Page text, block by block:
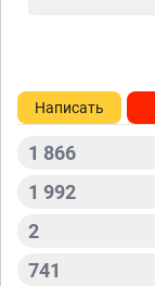
Написать
1 866
1 992
2
741